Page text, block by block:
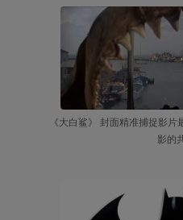
《大白鲨》 封面精准捕捉影
影的